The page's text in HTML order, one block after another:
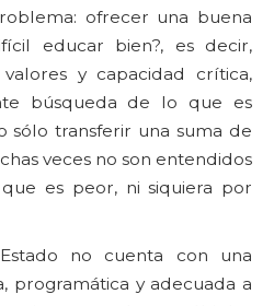
ofrecer una buena
educar bien?, es decir,
y capacidad crítica,
búsqueda de lo que es
sólo transferir una suma de
veces no son entendidos
es peor, ni siquiera por
no cuenta con una
programática y adecuada a